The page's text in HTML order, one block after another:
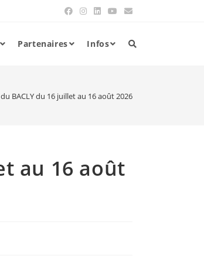
Partenaires Infos
BACLY du 16 juillet au 16 août 2026
au 16 août